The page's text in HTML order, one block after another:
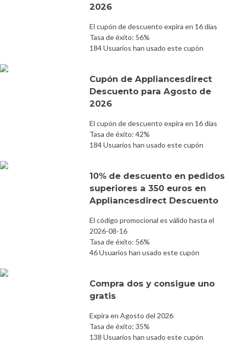
2026
El cupón de descuento expira en 16 días
Tasa de éxito: 56%
184 Usuarios han usado este cupón
Cupón de Appliancesdirect
Descuento para Agosto de
2026
El cupón de descuento expira en 16 días
Tasa de éxito: 42%
184 Usuarios han usado este cupón
10% de descuento en pedidos
superiores a 350 euros en
Appliancesdirect Descuento
El código promocional es válido hasta el
2026-08-16
Tasa de éxito: 56%
46 Usuarios han usado este cupón
Compra dos y consigue uno
gratis
Expira en Agosto del 2026
Tasa de éxito: 35%
138 Usuarios han usado este cupón